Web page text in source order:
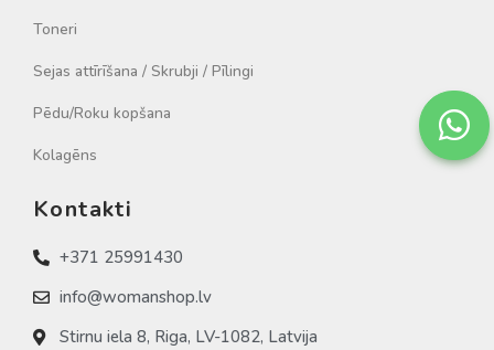
Toneri
Sejas attīrīšana / Skrubji / Pīlingi
Pēdu/Roku kopšana
Kolagēns
Kontakti
+371 25991430
info@womanshop.lv
Stirnu iela 8, Riga, LV-1082, Latvija